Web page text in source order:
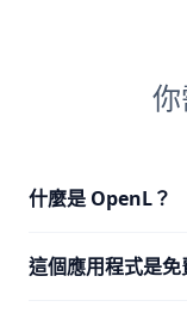
什麼是 OpenL？
這個應用程式是免